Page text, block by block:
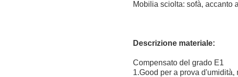
Mobilia sciolta: sofà, accanto
Descrizione materiale:
Compensato del grado E1
1.Good per a prova